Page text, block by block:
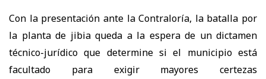
Con la presentación ante la Contraloría, la batalla por
la planta de jibia queda a la espera de un dictamen
técnico-jurídico que determine si el municipio está
facultado para exigir mayores certezas